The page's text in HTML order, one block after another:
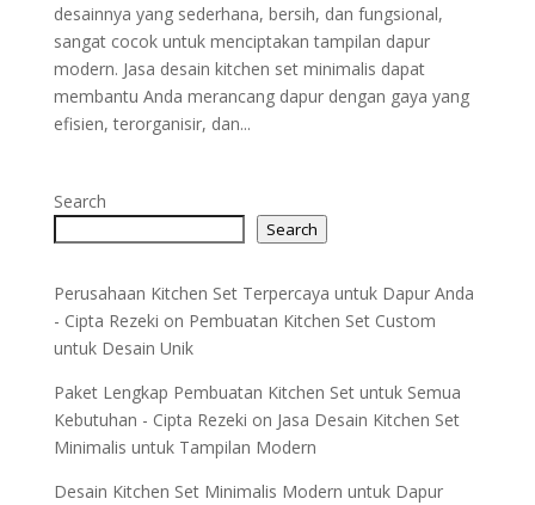
desainnya yang sederhana, bersih, dan fungsional,
sangat cocok untuk menciptakan tampilan dapur
modern. Jasa desain kitchen set minimalis dapat
membantu Anda merancang dapur dengan gaya yang
efisien, terorganisir, dan...
Search
Search
Perusahaan Kitchen Set Terpercaya untuk Dapur Anda
- Cipta Rezeki on Pembuatan Kitchen Set Custom
untuk Desain Unik
Paket Lengkap Pembuatan Kitchen Set untuk Semua
Kebutuhan - Cipta Rezeki on Jasa Desain Kitchen Set
Minimalis untuk Tampilan Modern
Desain Kitchen Set Minimalis Modern untuk Dapur